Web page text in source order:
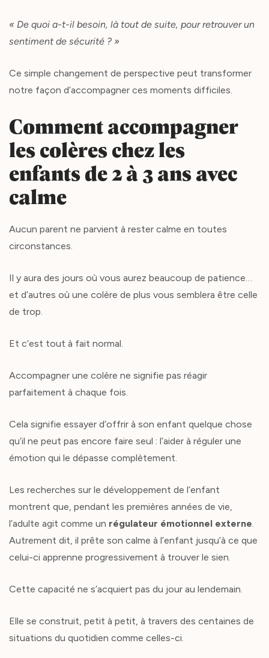
« De quoi a-t-il besoin, là tout de suite, pour retrouver un
sentiment de sécurité ? »
Ce simple changement de perspective peut transformer
notre façon d’accompagner ces moments difficiles.
Comment accompagner
les colères chez les
enfants de 2 à 3 ans avec
calme
Aucun parent ne parvient à rester calme en toutes
circonstances.
Il y aura des jours où vous aurez beaucoup de patience…
et d’autres où une colère de plus vous semblera être celle
de trop.
Et c’est tout à fait normal.
Accompagner une colère ne signifie pas réagir
parfaitement à chaque fois.
Cela signifie essayer d’offrir à son enfant quelque chose
qu’il ne peut pas encore faire seul : l’aider à réguler une
émotion qui le dépasse complètement.
Les recherches sur le développement de l’enfant
montrent que, pendant les premières années de vie,
l’adulte agit comme un régulateur émotionnel externe
Autrement dit, il prête son calme à l’enfant jusqu’à ce que
celui-ci apprenne progressivement à trouver le sien.
Cette capacité ne s’acquiert pas du jour au lendemain.
Elle se construit, petit à petit, à travers des centaines de
situations du quotidien comme celles-ci.